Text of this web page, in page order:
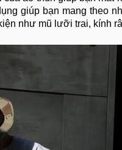
giúp bạn mang theo
như mũ lưỡi trai, kính